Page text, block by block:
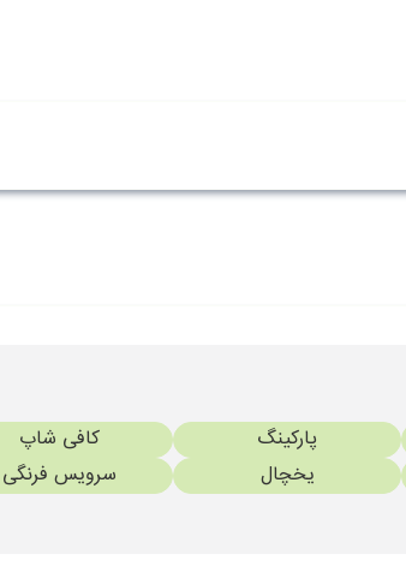
پارکینگ
کافی شاپ
یخچال
سرویس فرنگی